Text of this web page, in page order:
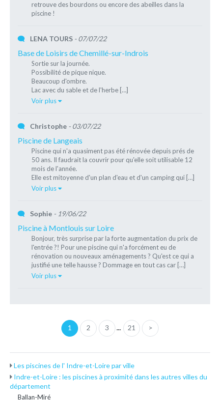
retrouve des bourdons ou encore des abeilles dans la
piscine !
LENA TOURS - 07/07/22
Base de Loisirs de Chemillé-sur-Indrois
Sortie sur la journée.
Possibilité de pique nique.
Beaucoup d'ombre.
Lac avec du sable et de l'herbe […]
Voir plus
Christophe - 03/07/22
Piscine de Langeais
Piscine qui n'a quasiment pas été rénovée depuis prés de
50 ans. Il faudrait la couvrir pour qu'elle soit utilisable 12
mois de l'année.
Elle est mitoyenne d'un plan d'eau et d'un camping qui […]
Voir plus
Sophie - 19/06/22
Piscine à Montlouis sur Loire
Bonjour, très surprise par la forte augmentation du prix de
l'entrée ?! Pour une piscine qui n'a forcément eu de
rénovation ou nouveaux aménagements ? Qu'est ce qui a
justifié une telle hausse ? Dommage en tout cas car […]
Voir plus
1 2 3 ... 21 >
Les piscines de l' Indre-et-Loire par ville
Indre-et-Loire : les piscines à proximité dans les autres villes du
département
Ballan-Miré